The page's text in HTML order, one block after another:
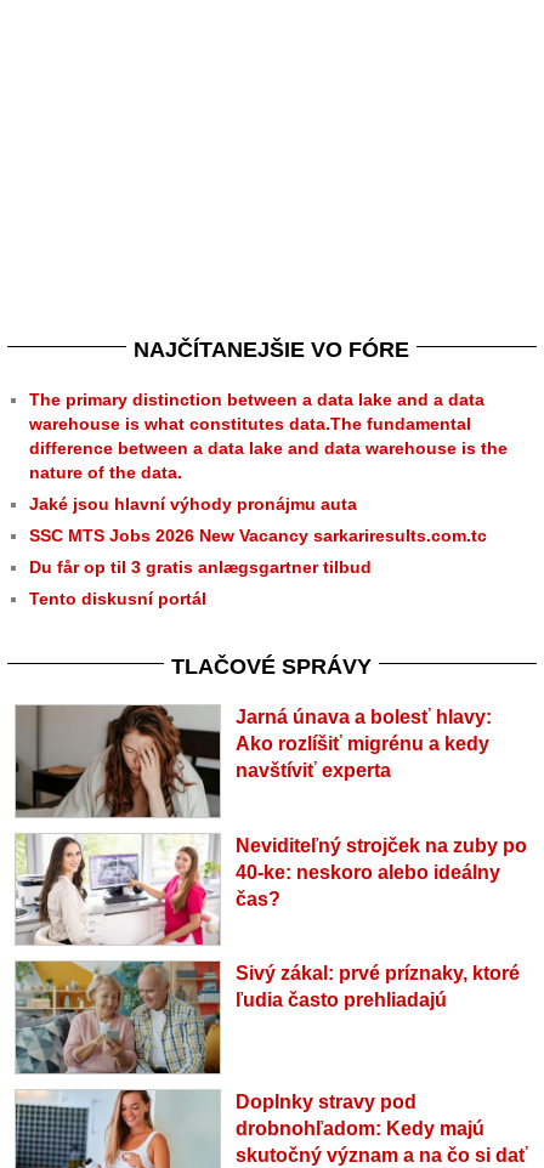
NAJČÍTANEJŠIE VO FÓRE
The primary distinction between a data lake and a data
warehouse is what constitutes data.The fundamental
difference between a data lake and data warehouse is the
nature of the data.
Jaké jsou hlavní výhody pronájmu auta
SSC MTS Jobs 2026 New Vacancy sarkariresults.com.tc
Du får op til 3 gratis anlægsgartner tilbud
Tento diskusní portál
TLAČOVÉ SPRÁVY
Jarná únava a bolesť hlavy:
Ako rozlíšiť migrénu a kedy
navštíviť experta
Neviditeľný strojček na zuby po
40-ke: neskoro alebo ideálny
čas?
Sivý zákal: prvé príznaky, ktoré
ľudia často prehliadajú
Doplnky stravy pod
drobnohľadom: Kedy majú
skutočný význam a na čo si dať